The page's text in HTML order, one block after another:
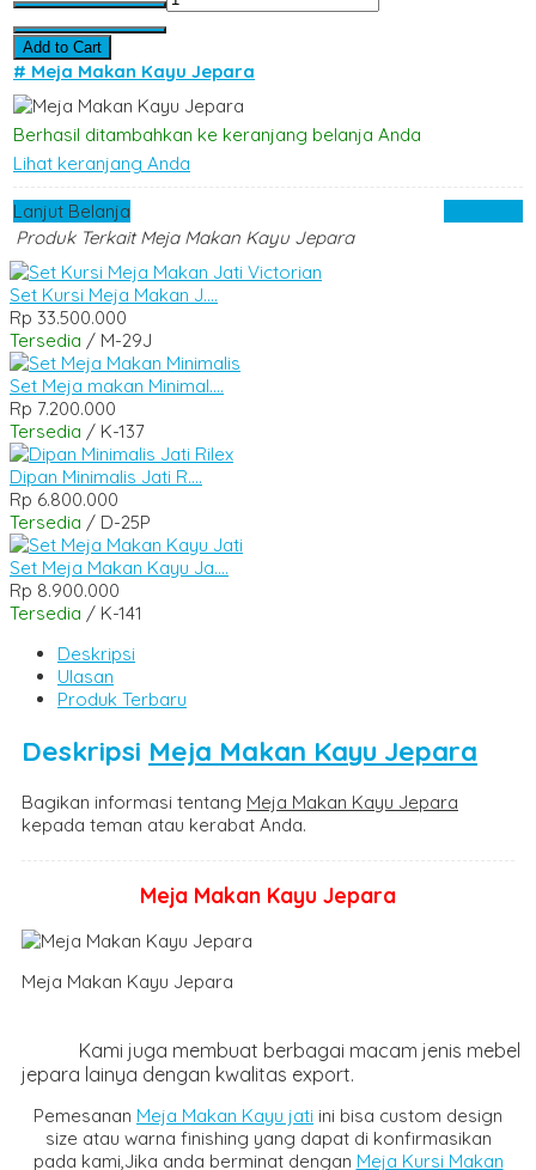
Add to Cart
# Meja Makan Kayu Jepara
Berhasil ditambahkan ke keranjang belanja Anda
Lihat keranjang Anda
Lanjut Belanja
Produk Terkait Meja Makan Kayu Jepara
Set Kursi Meja Makan J....
Rp 33.500.000
Tersedia / M-29J
Set Meja makan Minimal....
Rp 7.200.000
Tersedia / K-137
Dipan Minimalis Jati R....
Rp 6.800.000
Tersedia / D-25P
Set Meja Makan Kayu Ja....
Rp 8.900.000
Tersedia / K-141
Deskripsi
Ulasan
Produk Terbaru
Deskripsi Meja Makan Kayu Jepara
Bagikan informasi tentang Meja Makan Kayu Jepara
kepada teman atau kerabat Anda.
Meja Makan Kayu Jepara
Meja Makan Kayu
Kami juga membuat berbagai macam jenis mebel
jepara lainya dengan kwalitas export.
Pemesanan Meja Makan Kayu jati ini bisa custom design
size atau warna finishing yang dapat di konfirmasikan
pada kami,Jika anda berminat dengan Meja Kursi Makan